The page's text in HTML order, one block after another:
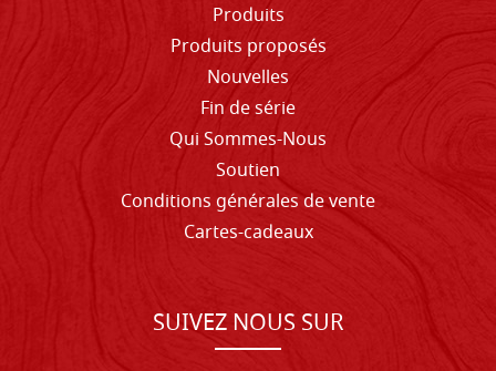
Produits
Produits proposés
Nouvelles
Fin de série
Qui Sommes-Nous
Soutien
Conditions générales de vente
Cartes-cadeaux
SUIVEZ NOUS SUR